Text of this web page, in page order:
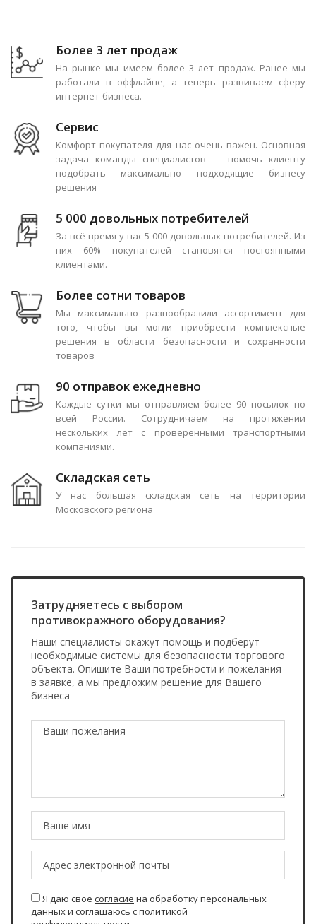
Более 3 лет продаж
На рынке мы имеем более 3 лет продаж. Ранее мы
работали в оффлайне, а теперь развиваем сферу
интернет-бизнеса.
Сервис
Комфорт покупателя для нас очень важен. Основная
задача команды специалистов — помочь клиенту
подобрать максимально подходящие бизнесу
решения
5 000 довольных потребителей
За всё время у нас 5 000 довольных потребителей. Из
них 60% покупателей становятся постоянными
клиентами.
Более сотни товаров
Мы максимально разнообразили ассортимент для
того, чтобы вы могли приобрести комплексные
решения в области безопасности и сохранности
товаров
90 отправок ежедневно
Каждые сутки мы отправляем более 90 посылок по
всей России. Сотрудничаем на протяжении
нескольких лет с проверенными транспортными
компаниями.
Складская сеть
У нас большая складская сеть на территории
Московского региона
Затрудняетесь с выбором
противокражного оборудования?
Наши специалисты окажут помощь и подберут
необходимые системы для безопасности торгового
объекта. Опишите Ваши потребности и пожелания
в заявке, а мы предложим решение для Вашего
бизнеса
Я даю свое согласие на обработку персональных
данных и соглашаюсь сполитикой